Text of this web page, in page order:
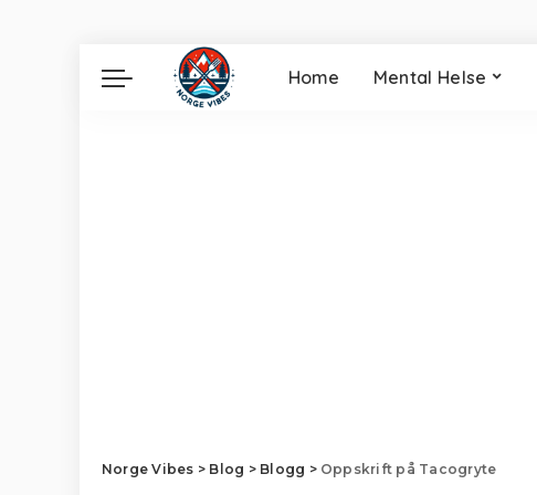
Home Mental Helse
Norge Vibes > Blog > Blogg > Oppskrift på Tacogryte